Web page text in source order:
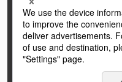
個人情報保護方針および個人情
AI利活用指針著作権・サイトリ
学び支援プロジェクト